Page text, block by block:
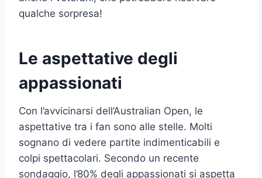
qualche sorpresa!
Le aspettative degli
appassionati
Con l’avvicinarsi dell’Australian Open, le
aspettative tra i fan sono alle stelle. Molti
sognano di vedere partite indimenticabili e
colpi spettacolari. Secondo un recente
sondaggio, l’80% degli appassionati si aspetta